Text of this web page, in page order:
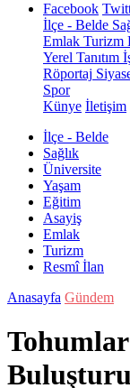
Facebook
İlçe - Belde
Emlak Turizm
Yerel Tanıtım
Röportaj
Spor
Künye İletişim
İlçe - Belde
Sağlık
Üniversite
Yaşam
Eğitim
Asayiş
Emlak
Turizm
Resmî İlan
Anasayfa Gündem